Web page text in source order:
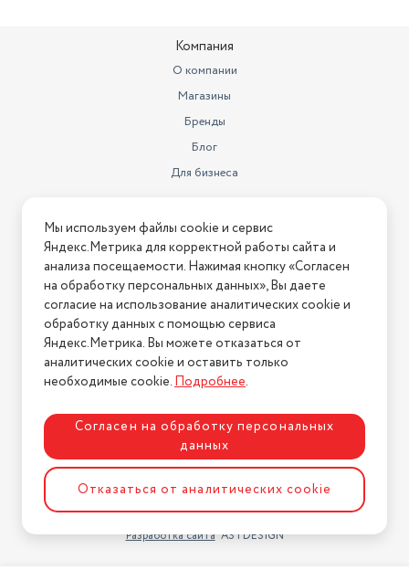
Компания
О компании
Магазины
Бренды
Блог
Для бизнеса
Информация
Условия оплаты
Условия доставки
Условия возврата
Нашли ошибку на сайте?Напишите нам
2026 © Интернет-магазин "АстМаркет". У нас есть всё!
Политика конфиденциальности
Разработка сайтаASTDESIGN
Мы используем файлы cookie и сервис
Яндекс.Метрика для корректной работы сайта и
анализа посещаемости. Нажимая кнопку «Согласен
на обработку персональных данных», Вы даете
согласие на использование аналитических cookie и
обработку данных с помощью сервиса
Яндекс.Метрика. Вы можете отказаться от
аналитических cookie и оставить только
необходимые cookie.Подробнее.
Согласен на обработку персональных
данных
Отказаться от аналитических cookie